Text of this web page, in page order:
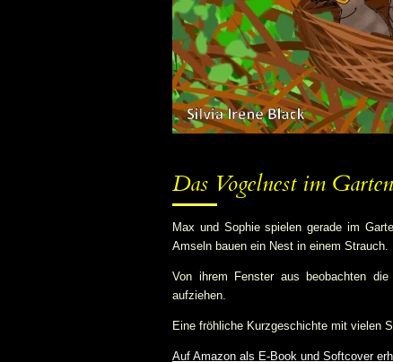
Das Vogelnest im Garten
Max und Sophie spielen gerade im
Amseln bauen ein Nest in einem Strauch.
Von ihrem Fenster aus beobachten
aufziehen.
Eine fröhliche Kurzgeschichte mit vielen
Auf Amazon als E-Book und Softcover